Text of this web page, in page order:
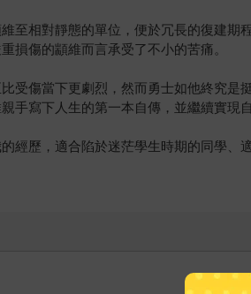
至相對靜態的單位，便於冗長的復建
損傷的顓維而言承受了不小的苦痛。
受傷當下更劇烈，然而勇士如他終究
手寫下人生的第一本自傳，並繼續實現
經歷，適合陷於迷茫學生時期的同學